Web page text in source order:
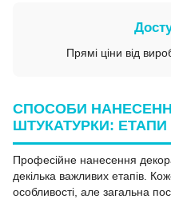
Прямі ціни від
СПОСОБИ
ШТУКАТУРКИ:
Професійне нанесення
декілька важливих етапів.
особливості, але загальна